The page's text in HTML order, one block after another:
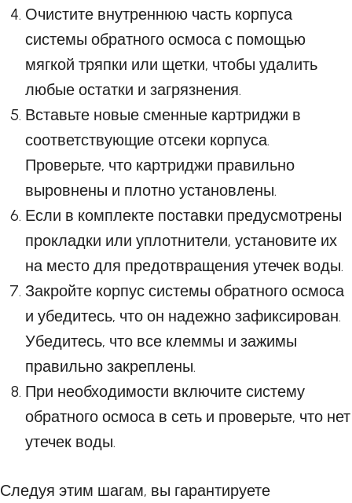
Очистите внутреннюю часть корпуса
системы обратного осмоса с помощью
мягкой тряпки или щетки, чтобы удалить
любые остатки и загрязнения.
Вставьте новые сменные картриджи в
соответствующие отсеки корпуса.
Проверьте, что картриджи правильно
выровнены и плотно установлены.
Если в комплекте поставки предусмотрены
прокладки или уплотнители, установите их
на место для предотвращения утечек воды.
Закройте корпус системы обратного осмоса
и убедитесь, что он надежно зафиксирован.
Убедитесь, что все клеммы и зажимы
правильно закреплены.
При необходимости включите систему
обратного осмоса в сеть и проверьте, что нет
утечек воды.
Следуя этим шагам, вы гарантируете